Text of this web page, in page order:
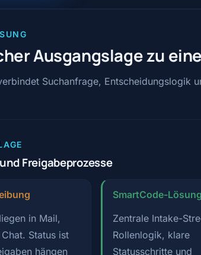
Ausgangslage zu
Suchanfrage, Entscheidungslogik
Freigabeprozesse
in Mail,
Status ist
hängen
SmartCode-Lösung
Zentrale Intake-
Rollenlogik, klare
Statusschritte und